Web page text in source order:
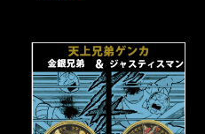
売品)付